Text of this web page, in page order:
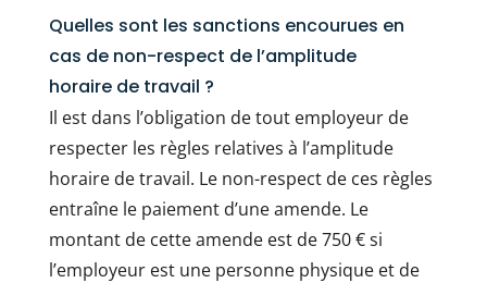
Quelles sont les sanctions encourues en
cas de non-respect de l’amplitude
horaire de travail ?
Il est dans l’obligation de tout employeur de
respecter les règles relatives à l’amplitude
horaire de travail. Le non-respect de ces règles
entraîne le paiement d’une amende. Le
montant de cette amende est de 750 € si
l’employeur est une personne physique et de